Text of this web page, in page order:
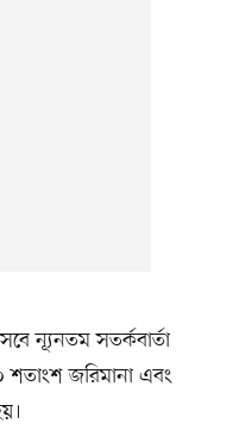
ন্যূনতম সতর্কবার্তা
শতাংশ জরিমানা এবং